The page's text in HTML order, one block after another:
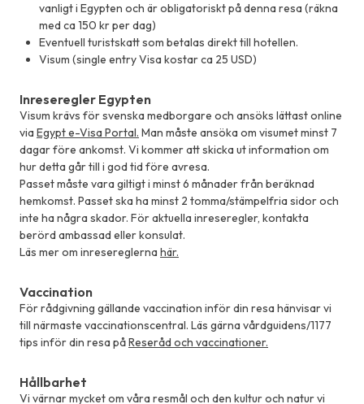
vanligt i Egypten och är obligatoriskt på denna resa (räkna
med ca 150 kr per dag)
Eventuell turistskatt som betalas direkt till hotellen.
Visum (single entry Visa kostar ca 25 USD)
Inreseregler Egypten
Visum krävs för svenska medborgare och ansöks lättast online
via Egypt e-Visa Portal. Man måste ansöka om visumet minst 7
dagar före ankomst. Vi kommer att skicka ut information om
hur detta går till i god tid före avresa.
Passet måste vara giltigt i minst 6 månader från beräknad
hemkomst. Passet ska ha minst 2 tomma/stämpelfria sidor och
inte ha några skador. För aktuella inreseregler, kontakta
berörd ambassad eller konsulat.
Läs mer om inresereglerna här.
Vaccination
För rådgivning gällande vaccination inför din resa hänvisar vi
till närmaste vaccinationscentral. Läs gärna vårdguidens/1177
tips inför din resa påReseråd och vaccinationer.
Hållbarhet
Vi värnar mycket om våra resmål och den kultur och natur vi